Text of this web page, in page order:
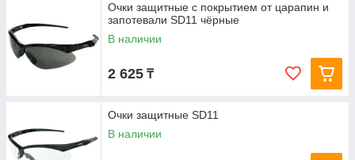
Очки защитные с покрытием от царапин и
запотевали SD11 чёрные
В наличии
2 625 ₸
Очки защитные SD11
В наличии